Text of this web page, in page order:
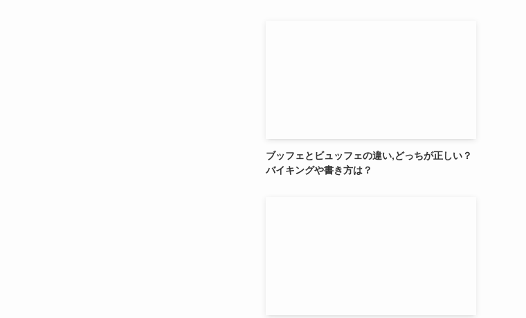
ブッフェとビュッフェの違い,どっちが正しい？
バイキングや書き方は？